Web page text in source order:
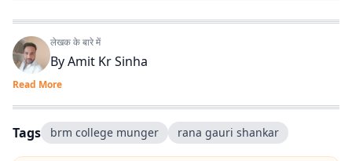
लेखक के बारे में
ByAmit Kr Sinha
Read More
Tags brm college munger rana gauri shankar